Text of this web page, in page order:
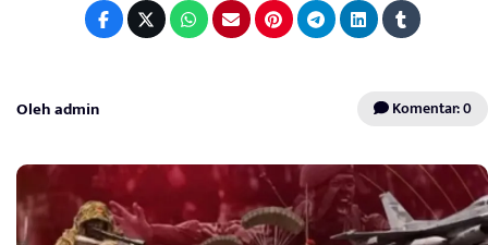
Oleh admin Komentar: 0